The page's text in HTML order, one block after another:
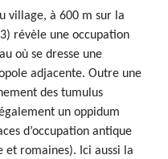
village, à 600 m sur la
révèle une occupation
où se dresse une
adjacente. Outre une
des tumulus
un oppidum
d’occupation antique
et romaines). Ici aussi la